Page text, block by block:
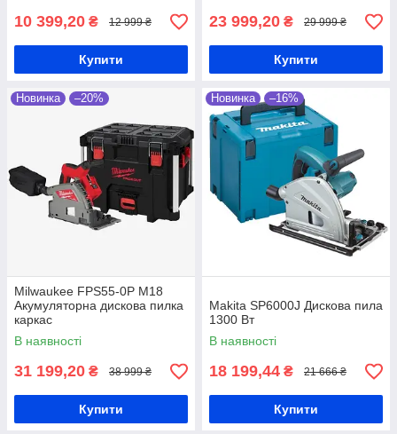
10 399,20 ₴ 12 999 ₴
Купити
23 999,20 ₴ 29 999 ₴
Купити
Новинка –20%
Milwaukee FPS55-0P M18
Акумуляторна дискова пилка
каркас
В наявності
31 199,20 ₴ 38 999 ₴
Купити
Новинка –16%
Makita SP6000J Дискова пила
1300 Вт
В наявності
18 199,44 ₴ 21 666 ₴
Купити